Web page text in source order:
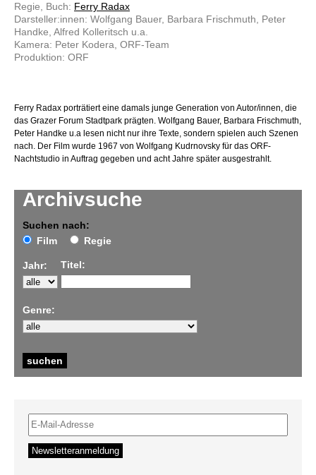
Archivsuche
Suchen nach:
Film
Regie
Jahr: Titel:
Genre:
Regie, Buch: Ferry Radax
Darsteller:innen: Wolfgang Bauer, Barbara Frischmuth, Peter
Handke, Alfred Kolleritsch u.a.
Kamera: Peter Kodera, ORF-Team
Produktion: ORF
Ferry Radax porträtiert eine damals junge Generation von Autor/innen, die
das Grazer Forum Stadtpark prägten. Wolfgang Bauer, Barbara Frischmuth,
Peter Handke u.a lesen nicht nur ihre Texte, sondern spielen auch Szenen
nach. Der Film wurde 1967 von Wolfgang Kudrnovsky für das ORF-
Nachtstudio in Auftrag gegeben und acht Jahre später ausgestrahlt.